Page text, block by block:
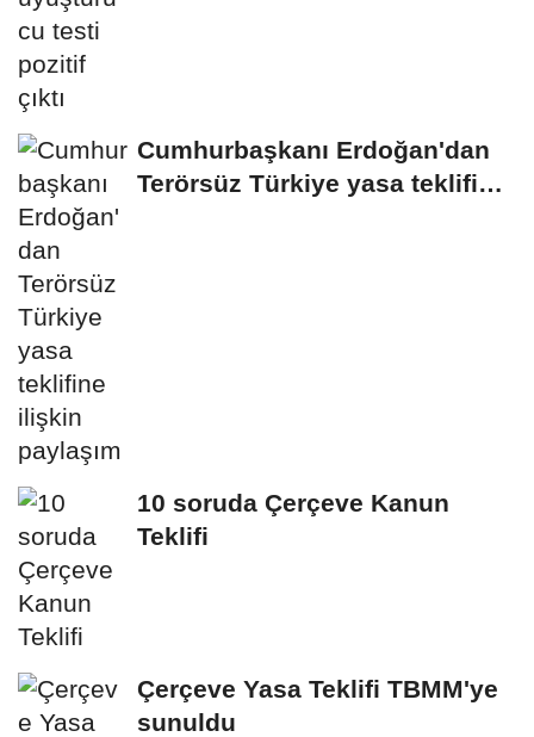
Cumhurbaşkanı Erdoğan'dan
Terörsüz Türkiye yasa teklifine
10 soruda Çerçeve Kanun
Teklifi
Çerçeve Yasa Teklifi TBMM'ye
sunuldu